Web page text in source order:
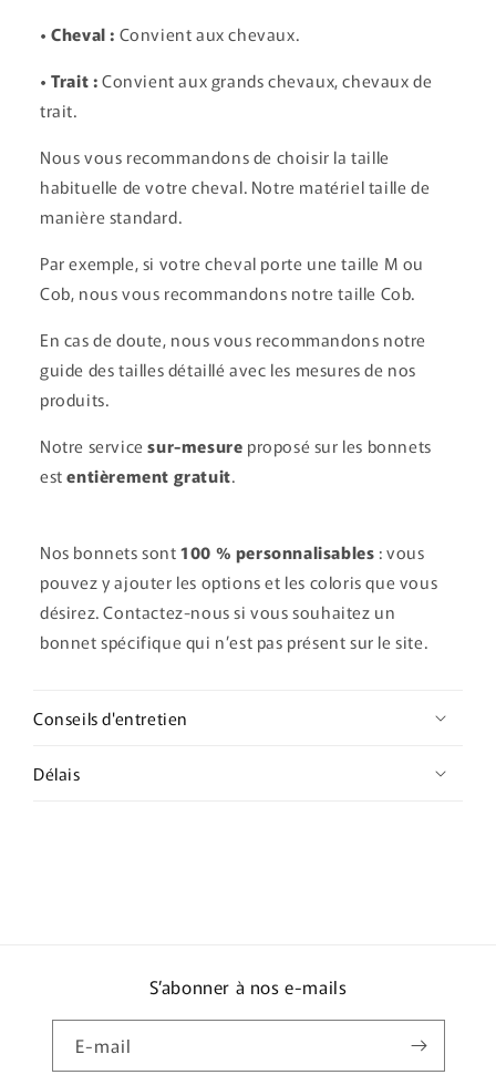
• Cheval : Convient aux chevaux.
• Trait :Convient aux grands chevaux, chevaux de
trait.
Nous vous recommandons de choisir la taille
habituelle de votre cheval. Notre matériel taille de
manière standard.
Par exemple, si votre cheval porte une taille M ou
Cob, nous vous recommandons notre taille Cob.
En cas de doute, nous vous recommandons notre
guide des tailles détaillé avec les mesures de nos
produits.
Notre servicesur-mesure proposé sur les bonnets
estentièrement gratuit.
Nos bonnets sont100 % personnalisables : vous
pouvez y ajouter les options et les coloris que vous
désirez. Contactez-nous si vous souhaitez un
bonnet spécifique qui n’est pas présent sur le site.
Conseils d'entretien
Délais
S’abonner à nos e-mails
E-mail